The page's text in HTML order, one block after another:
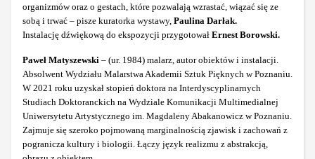
organizmów oraz o gestach, które pozwalają wzrastać, wiązać się ze
sobą i trwać – pisze kuratorka wystawy, Paulina Darłak.
Instalację dźwiękową do ekspozycji przygotował Ernest Borowski.
Paweł Matyszewski – (ur. 1984) malarz, autor obiektów i instalacji.
Absolwent Wydziału Malarstwa Akademii Sztuk Pięknych w Poznaniu.
W 2021 roku uzyskał stopień doktora na Interdyscyplinarnych
Studiach Doktoranckich na Wydziale Komunikacji Multimedialnej
Uniwersytetu Artystycznego im. Magdaleny Abakanowicz w Poznaniu.
Zajmuje się szeroko pojmowaną marginalnością zjawisk i zachowań z
pogranicza kultury i biologii. Łączy język realizmu z abstrakcją,